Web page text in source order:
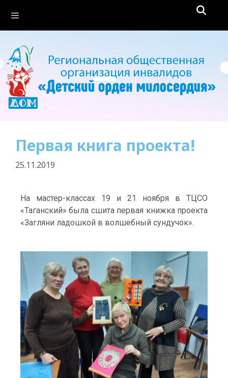
Первая книга проекта!
25.11.2019
На мастер-классах 19 и 21 ноября в ТЦСО
«Таганский» была сшита первая книжка проекта
«Загляни ладошкой в волшебный сундучок».